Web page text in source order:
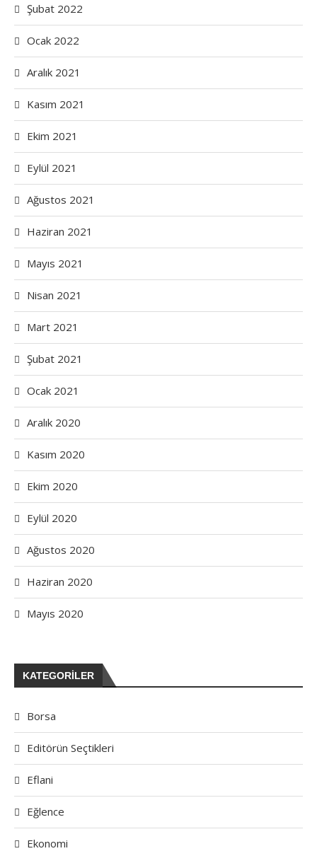
Şubat 2022
Ocak 2022
Aralık 2021
Kasım 2021
Ekim 2021
Eylül 2021
Ağustos 2021
Haziran 2021
Mayıs 2021
Nisan 2021
Mart 2021
Şubat 2021
Ocak 2021
Aralık 2020
Kasım 2020
Ekim 2020
Eylül 2020
Ağustos 2020
Haziran 2020
Mayıs 2020
KATEGORILER
Borsa
Editörün Seçtikleri
Eflani
Eğlence
Ekonomi